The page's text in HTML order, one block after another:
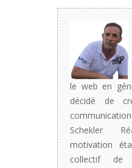
le web en
décidé de
Schekler
motivation
collectif de